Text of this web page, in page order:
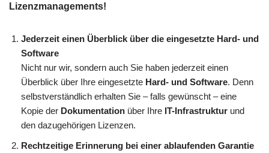
Lizenzmanagements!
Jederzeit einen Überblick über die eingesetzte Hard- und
Software
Nicht nur wir, sondern auch Sie haben jederzeit einen
Überblick über Ihre eingesetzte Hard- und Software. Denn
selbstverständlich erhalten Sie – falls gewünscht – eine
Kopie der Dokumentation über Ihre IT-Infrastruktur und
den dazugehörigen Lizenzen.
Rechtzeitige Erinnerung bei einer ablaufenden Garantie